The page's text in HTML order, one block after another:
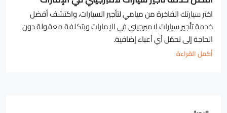
اختر سيارتك الفاخرة من ميامي لتأجير السيارات، واكتشف أفضل
خدمة تأجير سيارات لامبرجيني في الإمارات وبتكلفة معقولة دون
الحاجة إلى تحمّل أي أعباء إضافية.
أكمل القراءة